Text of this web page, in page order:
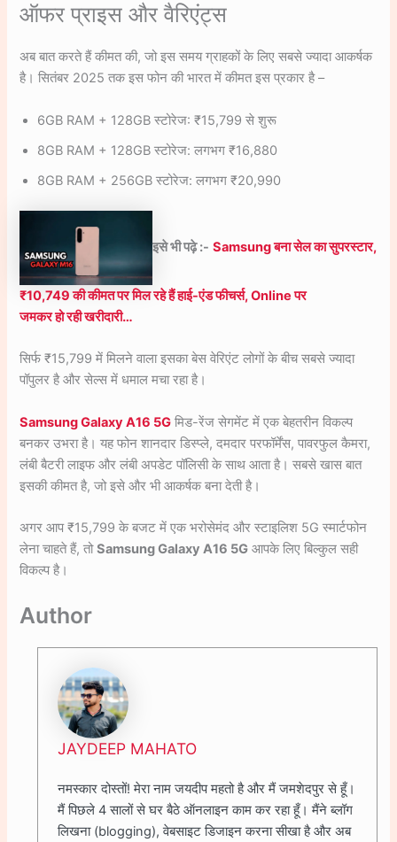
ऑफर प्राइस और वैरिएंट्स
अब बात करते हैं कीमत की, जो इस समय ग्राहकों के लिए सबसे ज्यादा आकर्षक
है। सितंबर 2025 तक इस फोन की भारत में कीमत इस प्रकार है –
6GB RAM + 128GB स्टोरेज: ₹15,799 से शुरू
8GB RAM + 128GB स्टोरेज: लगभग ₹16,880
8GB RAM + 256GB स्टोरेज: लगभग ₹20,990
इसे भी पढ़े :- Samsung बना सेल का सुपरस्टार,
₹10,749 की कीमत पर मिल रहे हैं हाई-एंड फीचर्स, Online पर
जमकर हो रही खरीदारी…
सिर्फ ₹15,799 में मिलने वाला इसका बेस वेरिएंट लोगों के बीच सबसे ज्यादा
पॉपुलर है और सेल्स में धमाल मचा रहा है।
Samsung Galaxy A16 5G मिड-रेंज सेगमेंट में एक बेहतरीन विकल्प
बनकर उभरा है। यह फोन शानदार डिस्प्ले, दमदार परफॉर्मेंस, पावरफुल कैमरा,
लंबी बैटरी लाइफ और लंबी अपडेट पॉलिसी के साथ आता है। सबसे खास बात
इसकी कीमत है, जो इसे और भी आकर्षक बना देती है।
अगर आप ₹15,799 के बजट में एक भरोसेमंद और स्टाइलिश 5G स्मार्टफोन
लेना चाहते हैं, तोSamsung Galaxy A16 5G आपके लिए बिल्कुल सही
विकल्प है।
Author
JAYDEEP MAHATO
नमस्कार दोस्तों! मेरा नाम जयदीप महतो है और मैं जमशेदपुर से हूँ।
मैं पिछले 4 सालों से घर बैठे ऑनलाइन काम कर रहा हूँ। मैंने ब्लॉग
लिखना (blogging), वेबसाइट डिजाइन करना सीखा है और अब